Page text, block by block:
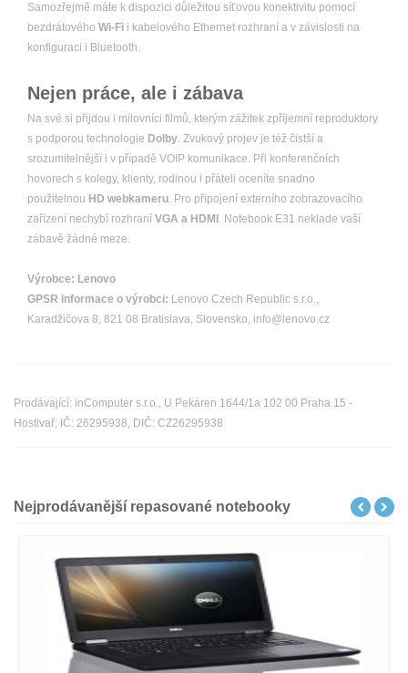
Samozřejmě máte k dispozici důležitou síťovou konektivitu pomocí
bezdrátového Wi-Fi i kabelového Ethernet rozhraní a v závislosti na
konfiguraci i Bluetooth.
Nejen práce, ale i zábava
Na své si přijdou i milovníci filmů, kterým zážitek zpříjemní reproduktory
s podporou technologie Dolby. Zvukový projev je též čistší a
srozumitelnější i v případě VOIP komunikace. Při konferenčních
hovorech s kolegy, klienty, rodinou i přáteli oceníte snadno
použitelnou HD webkameru. Pro připojení externího zobrazovacího
zařízení nechybí rozhraní VGA a HDMI . Notebook E31 neklade vaší
zábavě žádné meze.
Výrobce: Lenovo
GPSR informace o výrobci: Lenovo Czech Republic s.r.o.,
Karadžičova 8, 821 08 Bratislava, Slovensko, info@lenovo.cz
Prodávající: inComputer s.r.o., U Pekáren 1644/1a 102 00 Praha 15 -
Hostivař, IČ: 26295938, DIČ: CZ26295938
Nejprodávanější repasované notebooky